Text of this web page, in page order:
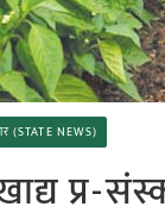
(STATE NEWS)